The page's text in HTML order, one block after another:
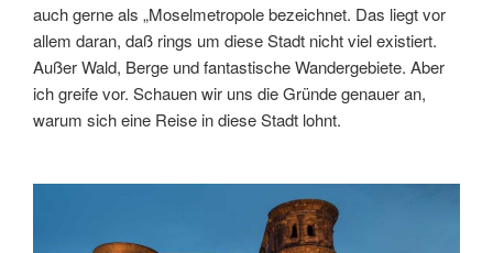
auch gerne als „Moselmetropole bezeichnet. Das liegt vor
allem daran, daß rings um diese Stadt nicht viel existiert.
Außer Wald, Berge und fantastische Wandergebiete. Aber
ich greife vor. Schauen wir uns die Gründe genauer an,
warum sich eine Reise in diese Stadt lohnt.